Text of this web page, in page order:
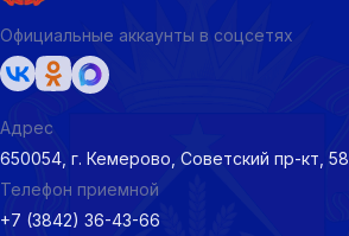
Официальные аккаунты в соцсетях
Телефон приемной
+7 (3842) 36-43-66
Адрес
650054, г. Кемерово, Советский пр-кт, 58